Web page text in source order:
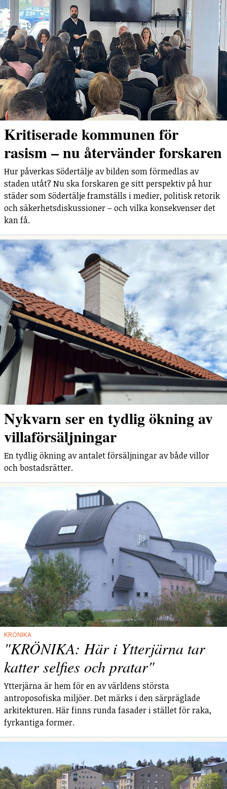
Kritiserade kommunen för
rasism – nu återvänder forskaren
Hur påverkas Södertälje av bilden som förmedlas av
staden utåt? Nu ska forskaren ge sitt perspektiv på hur
städer som Södertälje framställs i medier, politisk retorik
och säkerhetsdiskussioner – och vilka konsekvenser det
kan få.
Nykvarn ser en tydlig ökning av
villaförsäljningar
En tydlig ökning av antalet försäljningar av både villor
och bostadsrätter.
KRÖNIKA
"KRÖNIKA: Här i Ytterjärna tar
katter selfies och pratar"
Ytterjärna är hem för en av världens största
antroposofiska miljöer. Det märks i den särpräglade
arkitekturen. Här finns runda fasader i stället för raka,
fyrkantiga former.